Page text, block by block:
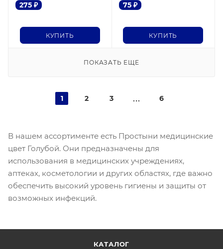
275 ₽
КУПИТЬ
75₽
КУПИТЬ
ПОКАЗАТЬ ЕЩЕ
1 2 3 6
В нашем ассортименте есть Простыни медицинские
цвет Голубой. Они предназначены для
использования в медицинских учреждениях,
аптеках, косметологии и других областях, где важно
обеспечить высокий уровень гигиены и защиты от
возможных инфекций.
КАТАЛОГ